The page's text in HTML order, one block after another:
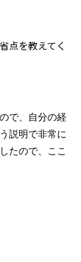
点を教えてく
で、自分の経
説明で非常に
たので、ここ